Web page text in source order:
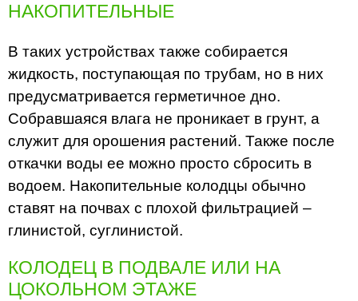
НАКОПИТЕЛЬНЫЕ
В таких устройствах также собирается
жидкость, поступающая по трубам, но в них
предусматривается герметичное дно.
Собравшаяся влага не проникает в грунт, а
служит для орошения растений. Также после
откачки воды ее можно просто сбросить в
водоем. Накопительные колодцы обычно
ставят на почвах с плохой фильтрацией –
глинистой, суглинистой.
КОЛОДЕЦ В ПОДВАЛЕ ИЛИ НА
ЦОКОЛЬНОМ ЭТАЖЕ